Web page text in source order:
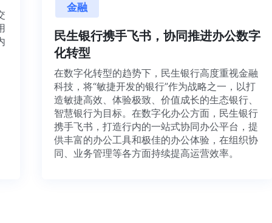
交
用
内
金融
民生银行携手飞书，协同推进办公数
化转型
在数字化转型的趋势下，民生银行高度重视金融
科技，将“敏捷开发的银行”作为战略之一，以打
造敏捷高效、体验极致、价值成长的生态银行、
智慧银行为目标。在数字化办公方面，民生银行
携手飞书，打造行内的一站式协同办公平台，提
供丰富的办公工具和极佳的办公体验，在组织协
同、业务管理等各方面持续提高运营效率。